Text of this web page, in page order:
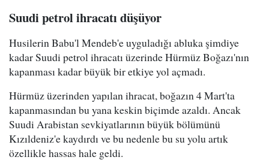
Suudi petrol ihracatı düşüyor
Husilerin Babu'l Mendeb'e uyguladığı abluka şimdiye
kadar Suudi petrol ihracatı üzerinde Hürmüz Boğazı'nın
kapanması kadar büyük bir etkiye yol açmadı.
Hürmüz üzerinden yapılan ihracat, boğazın 4 Mart'ta
kapanmasından bu yana keskin biçimde azaldı. Ancak
Suudi Arabistan sevkiyatlarının büyük bölümünü
Kızıldeniz'e kaydırdı ve bu nedenle bu su yolu artık
özellikle hassas hale geldi.